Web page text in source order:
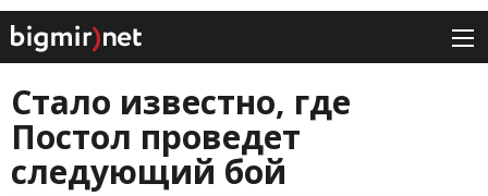
Стало известно, где
Постол проведет
следующий бой